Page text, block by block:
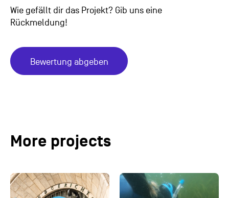
Wie gefällt dir das Projekt? Gib uns eine
Rückmeldung!
Bewertung abgeben
More projects